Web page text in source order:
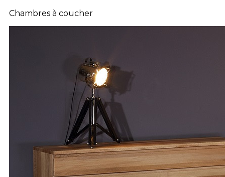
Chambres à coucher